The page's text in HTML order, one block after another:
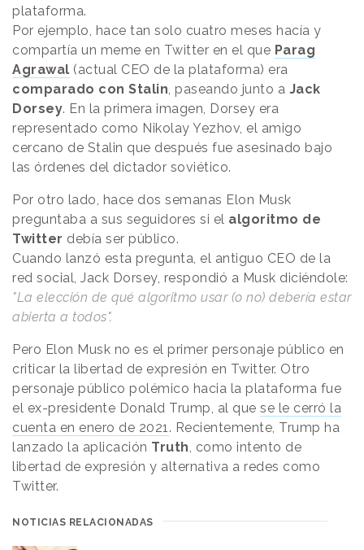
plataforma.
Por ejemplo, hace tan solo cuatro meses hacía y
compartía un meme en Twitter en el que Parag
Agrawal (actual CEO de la plataforma) era
comparado con Stalin , paseando junto a Jack
Dorsey. En la primera imagen, Dorsey era
representado como Nikolay Yezhov, el amigo
cercano de Stalin que después fue asesinado bajo
las órdenes del dictador soviético.
Por otro lado, hace dos semanas Elon Musk
preguntaba a sus seguidores si el algoritmo de
Twitter debía ser público.
Cuando lanzó esta pregunta, el antiguo CEO de la
red social, Jack Dorsey, respondió a Musk diciéndole:
"La elección de qué algoritmo usar (o no) debería estar
abierta a todos".
Pero Elon Musk no es el primer personaje público en
criticar la libertad de expresión en Twitter. Otro
personaje público polémico hacia la plataforma fue
el ex-presidente Donald Trump, al que se le cerró la
cuenta en enero de 2021 . Recientemente, Trump ha
lanzado la aplicación Truth , como intento de
libertad de expresión y alternativa a redes como
Twitter.
NOTICIAS RELACIONADAS